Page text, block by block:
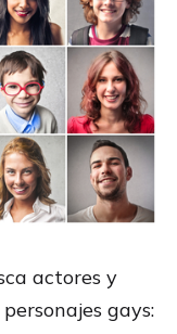
actores y
gays: